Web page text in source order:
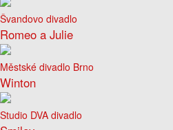
Švandovo divadlo
Romeo a Julie
Městské divadlo Brno
Winton
Studio DVA divadlo